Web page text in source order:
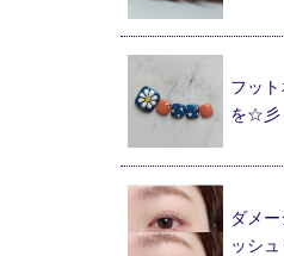
フッ
を☆彡
ダメ
ッシ